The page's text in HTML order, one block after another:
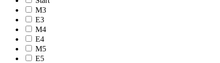
M3
E3
M4
E4
M5
E5